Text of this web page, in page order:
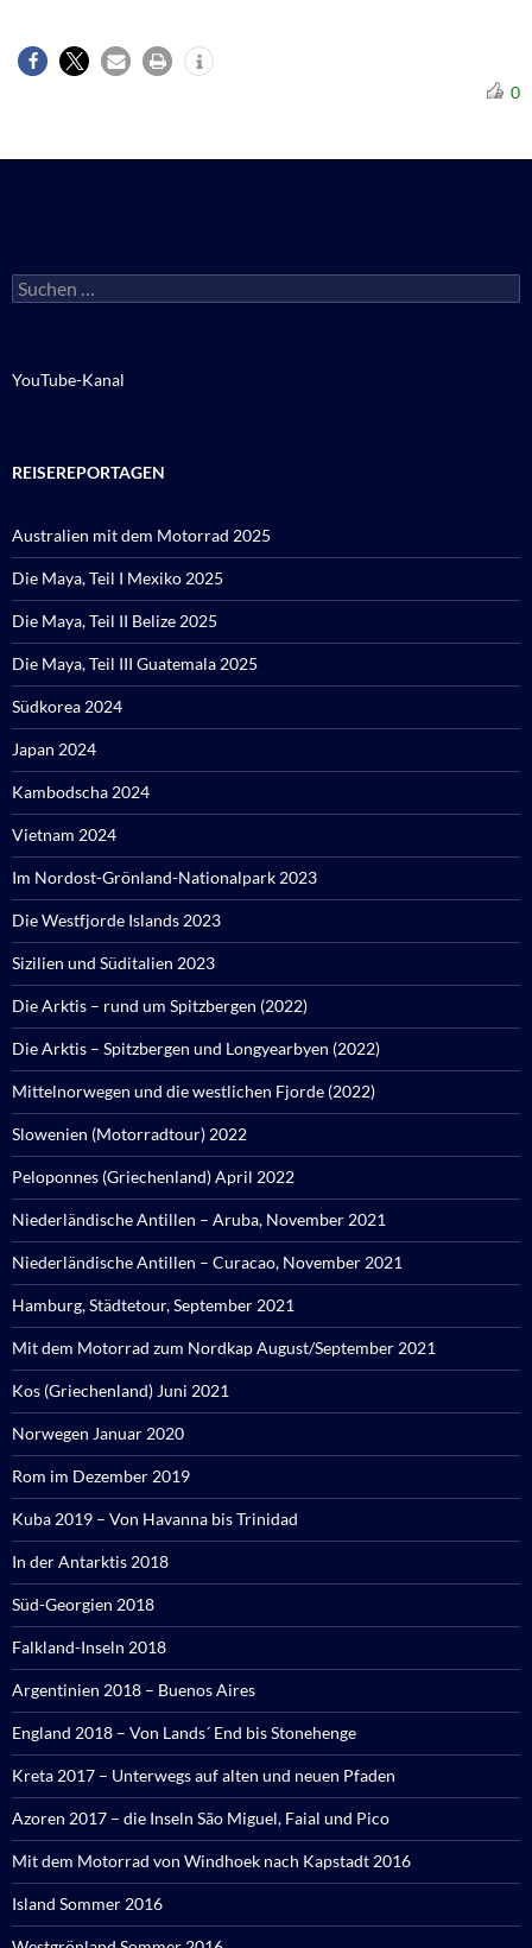
0
Suchen
nach:
YouTube-Kanal
REISEREPORTAGEN
Australien mit dem Motorrad 2025
Die Maya, Teil I Mexiko 2025
Die Maya, Teil II Belize 2025
Die Maya, Teil III Guatemala 2025
Südkorea 2024
Japan 2024
Kambodscha 2024
Vietnam 2024
Im Nordost-Grönland-Nationalpark 2023
Die Westfjorde Islands 2023
Sizilien und Süditalien 2023
Die Arktis – rund um Spitzbergen (2022)
Die Arktis – Spitzbergen und Longyearbyen (2022)
Mittelnorwegen und die westlichen Fjorde (2022)
Slowenien (Motorradtour) 2022
Peloponnes (Griechenland) April 2022
Niederländische Antillen – Aruba, November 2021
Niederländische Antillen – Curacao, November 2021
Hamburg, Städtetour, September 2021
Mit dem Motorrad zum Nordkap August/September 2021
Kos (Griechenland) Juni 2021
Norwegen Januar 2020
Rom im Dezember 2019
Kuba 2019 – Von Havanna bis Trinidad
In der Antarktis 2018
Süd-Georgien 2018
Falkland-Inseln 2018
Argentinien 2018 – Buenos Aires
England 2018 – Von Lands´ End bis Stonehenge
Kreta 2017 – Unterwegs auf alten und neuen Pfaden
Azoren 2017 – die Inseln São Miguel, Faial und Pico
Mit dem Motorrad von Windhoek nach Kapstadt 2016
Island Sommer 2016